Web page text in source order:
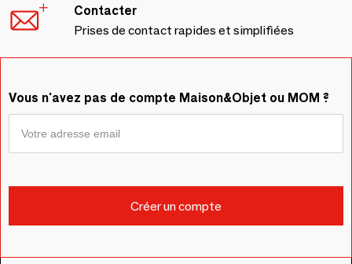
Contacter
Prises de contact rapides et simplifiées
Vous n'avez pas de compte Maison&Objet ou MOM ?